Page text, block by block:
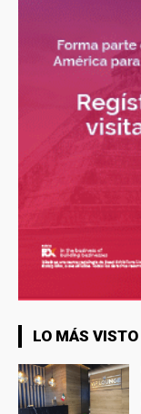
LO MÁS VISTO